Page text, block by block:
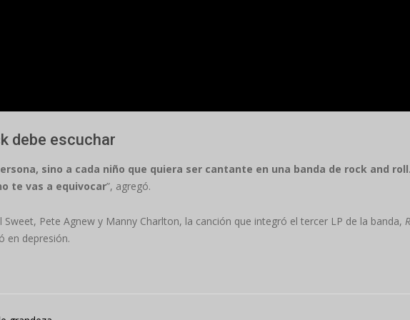
debe escuchar
sino a cada niño que quiera ser cantante en una banda de rock and
te vas a equivocar”, agregó.
Pete Agnew y Manny Charlton, la canción que integró el tercer LP de la banda,
en depresión.